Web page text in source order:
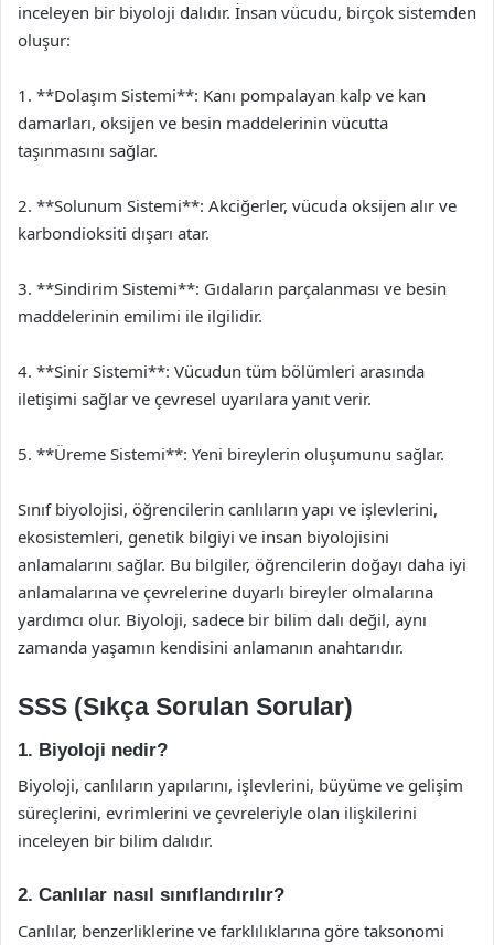
inceleyen bir biyoloji dalıdır. İnsan vücudu, birçok sistemden
oluşur:
1. **Dolaşım Sistemi**: Kanı pompalayan kalp ve kan
damarları, oksijen ve besin maddelerinin vücutta
taşınmasını sağlar.
2. **Solunum Sistemi**: Akciğerler, vücuda oksijen alır ve
karbondioksiti dışarı atar.
3. **Sindirim Sistemi**: Gıdaların parçalanması ve besin
maddelerinin emilimi ile ilgilidir.
4. **Sinir Sistemi**: Vücudun tüm bölümleri arasında
iletişimi sağlar ve çevresel uyarılara yanıt verir.
5. **Üreme Sistemi**: Yeni bireylerin oluşumunu sağlar.
Sınıf biyolojisi, öğrencilerin canlıların yapı ve işlevlerini,
ekosistemleri, genetik bilgiyi ve insan biyolojisini
anlamalarını sağlar. Bu bilgiler, öğrencilerin doğayı daha iyi
anlamalarına ve çevrelerine duyarlı bireyler olmalarına
yardımcı olur. Biyoloji, sadece bir bilim dalı değil, aynı
zamanda yaşamın kendisini anlamanın anahtarıdır.
SSS (Sıkça Sorulan Sorular)
1. Biyoloji nedir?
Biyoloji, canlıların yapılarını, işlevlerini, büyüme ve gelişim
süreçlerini, evrimlerini ve çevreleriyle olan ilişkilerini
inceleyen bir bilim dalıdır.
2. Canlılar nasıl sınıflandırılır?
Canlılar, benzerliklerine ve farklılıklarına göre taksonomi